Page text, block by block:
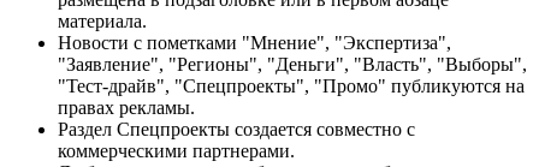
материала.
Новости с пометками "Мнение", "Экспертиза",
"Заявление", "Регионы", "Деньги", "Власть", "Выборы",
"Тест-драйв", "Спецпроекты", "Промо" публикуются на
правах рекламы.
Раздел Спецпроекты создается совместно с
коммерческими партнерами.